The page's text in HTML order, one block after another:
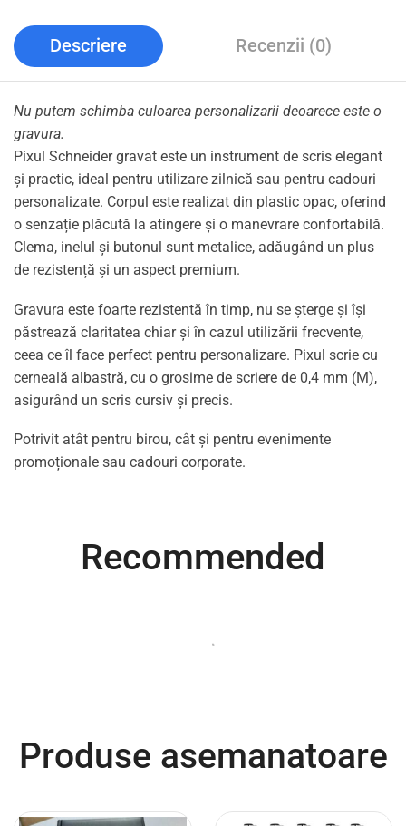
Descriere Recenzii (0)
Nu putem schimba culoarea personalizarii deoarece este o
gravura.
Pixul Schneider gravat este un instrument de scris elegant
și practic, ideal pentru utilizare zilnică sau pentru cadouri
personalizate. Corpul este realizat din plastic opac, oferind
o senzație plăcută la atingere și o manevrare confortabilă.
Clema, inelul și butonul sunt metalice, adăugând un plus
de rezistență și un aspect premium.
Gravura este foarte rezistentă în timp, nu se șterge și își
păstrează claritatea chiar și în cazul utilizării frecvente,
ceea ce îl face perfect pentru personalizare. Pixul scrie cu
cerneală albastră, cu o grosime de scriere de 0,4 mm (M),
asigurând un scris cursiv și precis.
Potrivit atât pentru birou, cât și pentru evenimente
promoționale sau cadouri corporate.
Recommended
Am spus Da Ajutor